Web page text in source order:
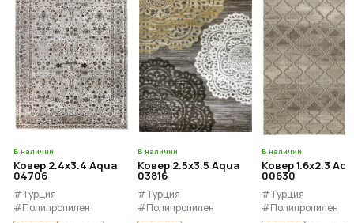
В наличии
Ковер 2.4x3.4 Aqua
04706
#Турция
#Полипропилен
В наличии
Ковер 2.5x3.5 Aqua
03816
#Турция
#Полипропилен
В наличии
Ковер 1.6x2.3
00630
#Турция
#Полипропилен